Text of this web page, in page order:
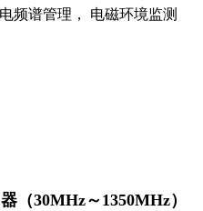
频谱管理， 电磁环境监测
（30MHz～1350MHz）